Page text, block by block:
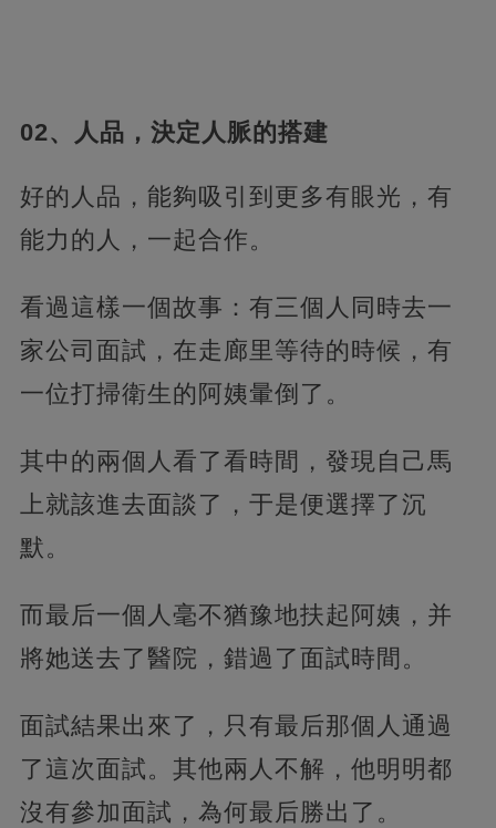
02、人品，決定人脈的搭建
好的人品，能夠吸引到更多有眼光，有
能力的人，一起合作。
看過這樣一個故事：有三個人同時去一
家公司面試，在走廊里等待的時候，有
一位打掃衛生的阿姨暈倒了。
其中的兩個人看了看時間，發現自己馬
上就該進去面談了，于是便選擇了沉
默。
而最后一個人毫不猶豫地扶起阿姨，并
將她送去了醫院，錯過了面試時間。
面試結果出來了，只有最后那個人通過
了這次面試。其他兩人不解，他明明都
沒有參加面試，為何最后勝出了。